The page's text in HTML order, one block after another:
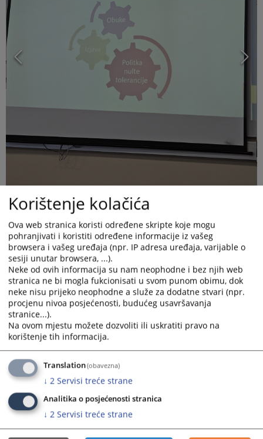
Neda Majstorović, šefica sudske pisarne, imenovana Rješenjem
predsjednika suda za savjetnicu za prevenciju seksualnog i
rodno zasnovanog uznemiravanja Općinskog suda u Travniku
prisustvovala je programu stručnog usavršavanja Prevencije
seksualnog uznemiravanja i uznemiravanja na osnovu spola u
organizacijama, koji se održavao u periodu od 29. -30. 06. 2026.
Korištenje kolačića
Ova web stranica koristi određene skripte koje mogu
pohranjivati i koristiti određene informacije iz vašeg
browsera i vašeg uređaja (npr. IP adresa uređaja, varijable o
sesiji unutar browsera, ...).
Neke od ovih informacija su nam neophodne i bez njih web
stranica ne bi mogla fukcionisati u svom punom obimu, dok
neke nisu prijeko neophodne a služe za dodatne stvari (npr.
procjenu nivoa posjećenosti, budućeg usavršavanja
stranice...).
Na ovom mjestu možete dozvoliti ili uskratiti pravo na
korištenje tih informacija.
Translation(obavezna)
↓ 2 Servisi treće strane
Analitika o posjećenosti stranica
↓ 2 Servisi treće strane